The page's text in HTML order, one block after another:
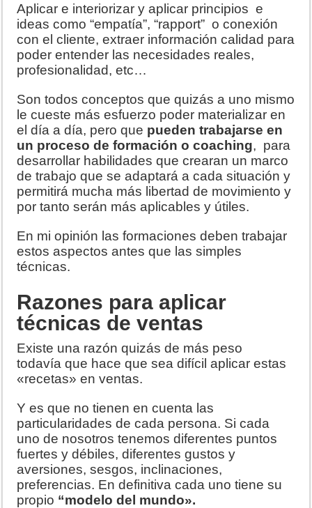
Aplicar e interiorizar y aplicar principios e
ideas como “empatía”, “rapport” o conexión
con el cliente, extraer información calidad para
poder entender las necesidades reales,
profesionalidad, etc…
Son todos conceptos que quizás a uno mismo
le cueste más esfuerzo poder materializar en
el día a día, pero que pueden trabajarse en
un proceso de formación o coaching, para
desarrollar habilidades que crearan un marco
de trabajo que se adaptará a cada situación y
permitirá mucha más libertad de movimiento y
por tanto serán más aplicables y útiles.
En mi opinión las formaciones deben trabajar
estos aspectos antes que las simples
técnicas.
Razones para aplicar
técnicas de ventas
Existe una razón quizás de más peso
todavía que hace que sea difícil aplicar estas
«recetas» en ventas.
Y es que no tienen en cuenta las
particularidades de cada persona. Si cada
uno de nosotros tenemos diferentes puntos
fuertes y débiles, diferentes gustos y
aversiones, sesgos, inclinaciones,
preferencias. En definitiva cada uno tiene su
propio “modelo del mundo».